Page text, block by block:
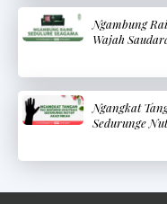
Ngambung
Wajah
Ngangkat
Sedurunge